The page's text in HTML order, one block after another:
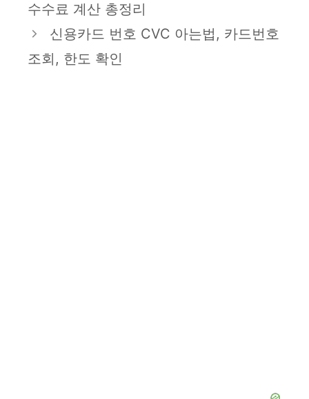
리
수수료 계산 총정리
신용카드 번호 CVC 아는법, 카드번호
조회, 한도 확인